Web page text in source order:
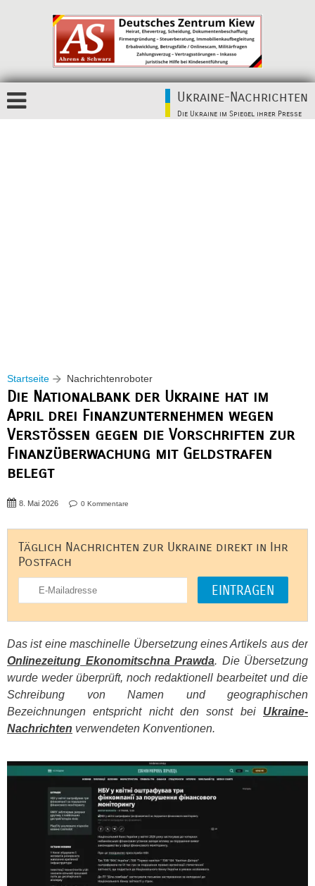
Ukraine-Nachrichten
Die Ukraine im Spiegel ihrer Presse
Startseite Nachrichtenroboter
Die Nationalbank der Ukraine hat im
April drei Finanzunternehmen wegen
Verstößen gegen die Vorschriften zur
Finanzüberwachung mit Geldstrafen
belegt
8. Mai 2026 0 Kommentare
Täglich Nachrichten zur Ukraine direkt in Ihr
Postfach
Das ist eine maschinelle Übersetzung eines Artikels aus der
Onlinezeitung Ekonomitschna Prawda. Die Übersetzung
wurde weder überprüft, noch redaktionell bearbeitet und die
Schreibung von Namen und geographischen
Bezeichnungen entspricht nicht den sonst bei Ukraine-
Nachrichten verwendeten Konventionen.